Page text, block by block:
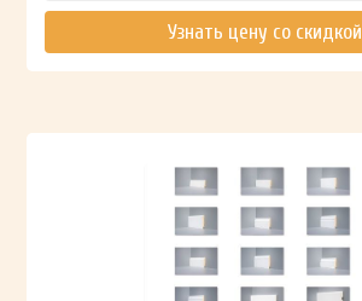
Узнать цену со скидкой